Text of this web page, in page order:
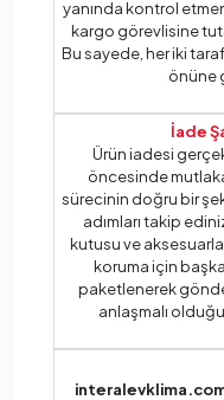
yanında kontrol
kargo görevlisine
Bu sayede, her iki
önüne
İade
Ürün iadesi
öncesinde
sürecinin doğru bir
adımları takip
kutusu ve
koruma için
paketlenerek
anlaşmalı olduğu